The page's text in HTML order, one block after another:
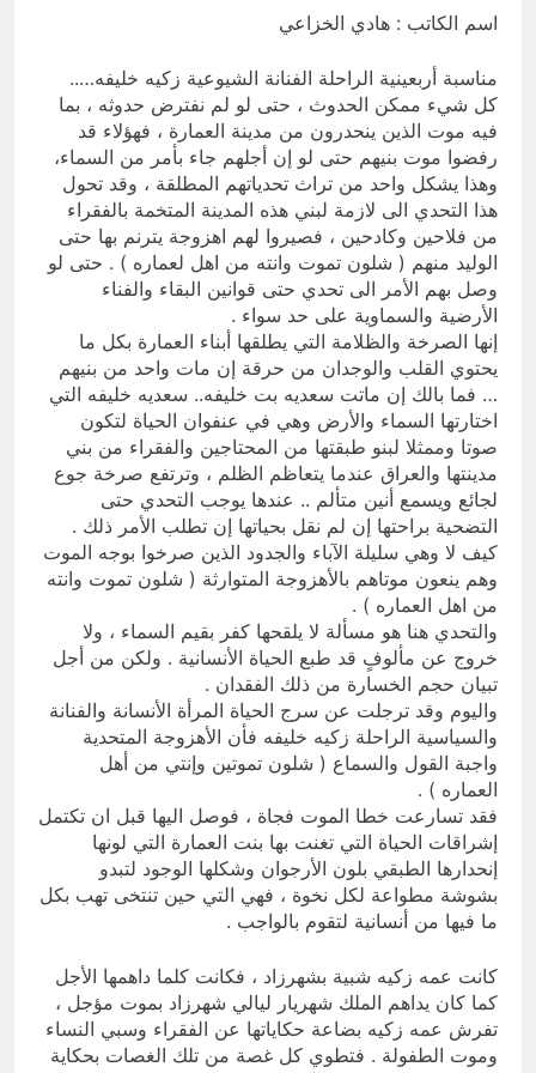
الشهادة عند الأشوريين ودور الشهيد في
صناعة التاريخ
10 ساعات Ago
اسم الكاتب : هادي الخزاعي
مناسبة أربعينية الراحلة الفنانة الشيوعية زكيه خليفه…..
كل شيء ممكن الحدوث ، حتى لو لم نفترض حدوثه ، بما
فيه موت الذين ينحدرون من مدينة العمارة ، فهؤلاء قد
رفضوا موت بنيهم حتى لو إن أجلهم جاء بأمر من السماء،
وهذا يشكل واحد من تراث تحدياتهم المطلقة ، وقد تحول
هذا التحدي الى لازمة لبني هذه المدينة المتخمة بالفقراء
من فلاحين وكادحين ، فصيروا لهم اهزوجة يترنم بها حتى
الوليد منهم ( شلون تموت وانته من اهل لعماره ) . حتى لو
وصل بهم الأمر الى تحدي حتى قوانين البقاء والفناء
الأرضية والسماوية على حد سواء .
إنها الصرخة والظلامة التي يطلقها أبناء العمارة بكل ما
يحتوي القلب والوجدان من حرقة إن مات واحد من بنيهم
… فما بالك إن ماتت سعديه بت خليفه.. سعديه خليفه التي
اختارتها السماء والأرض وهي في عنفوان الحياة لتكون
صوتا وممثلا لبنو طبقتها من المحتاجين والفقراء من بني
مدينتها والعراق عندما يتعاظم الظلم ، وترتفع صرخة جوع
لجائع ويسمع أنين متألم .. عندها يوجب التحدي حتى
التضحية براحتها إن لم نقل بحياتها إن تطلب الأمر ذلك .
كيف لا وهي سليلة الآباء والجدود الذين صرخوا بوجه الموت
وهم ينعون موتاهم بالأهزوجة المتوارثة ( شلون تموت وانته
من اهل العماره ) .
والتحدي هنا هو مسألة لا يلقحها كفر بقيم السماء ، ولا
خروج عن مألوفٍ قد طبع الحياة الأنسانية . ولكن من أجل
تبيان حجم الخسارة من ذلك الفقدان .
واليوم وقد ترجلت عن سرج الحياة المرأة الأنسانة والفنانة
والسياسية الراحلة زكيه خليفه فأن الأهزوجة المتحدية
واجبة القول والسماع ( شلون تموتين وإنتي من أهل
العماره ) .
فقد تسارعت خطا الموت فجاة ، فوصل اليها قبل ان تكتمل
إشراقات الحياة التي تغنت بها بنت العمارة التي لونها
إنحدارها الطبقي بلون الأرجوان وشكلها الوجود لتبدو
بشوشة مطواعة لكل نخوة ، فهي التي حين تنتخى تهب بكل
ما فيها من أنسانية لتقوم بالواجب .
كانت عمه زكيه شبية بشهرزاد ، فكانت كلما داهمها الأجل
كما كان يداهم الملك شهريار ليالي شهرزاد بموت مؤجل ،
تفرش عمه زكيه بضاعة حكاياتها عن الفقراء وسبي النساء
وموت الطفولة . فتطوي كل غصة من تلك الغصات بحكاية